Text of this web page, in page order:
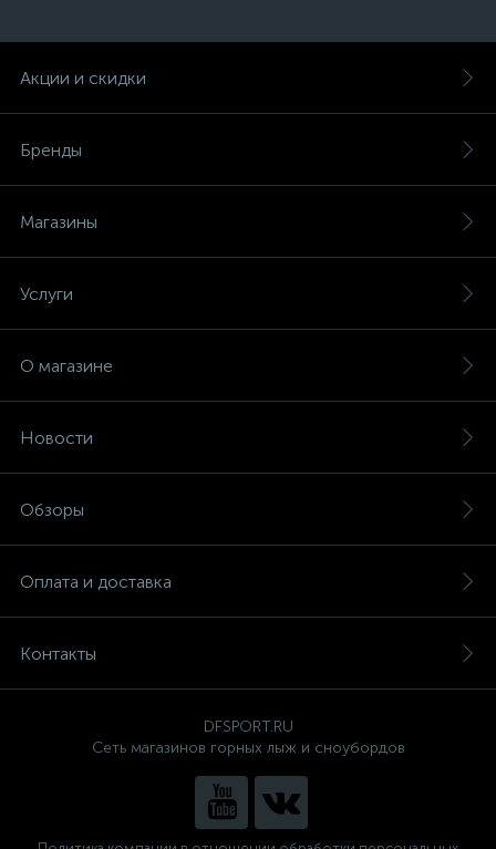
Акции и скидки
Бренды
Магазины
Услуги
О магазине
Новости
Обзоры
Оплата и доставка
Контакты
DFSPORT.RU
Сеть магазинов горных лыж и сноубордов